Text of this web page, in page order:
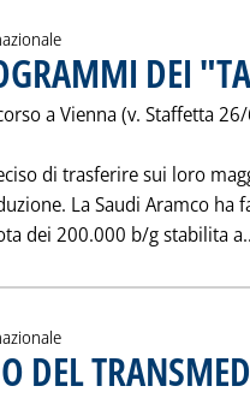
DEI
a Vienna (v. Staffetta
di trasferire sui loro
La Saudi Aramco ha
dei 200.000 b/g stabilita
DEL TRANSMED